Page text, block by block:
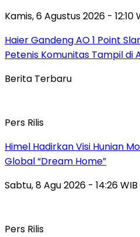
Kamis, 6 Agustus 2026 - 12:10
Haier Gandeng AO 1 Point
Petenis Komunitas Tampil di
Berita Terbaru
Pers Rilis
Himel Hadirkan Visi Hunian
Global “Dream Home”
Sabtu, 8 Agu 2026 - 14:26 WIB
Pers Rilis